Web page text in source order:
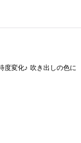
変化♪ 吹き出しの色に